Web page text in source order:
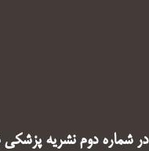
در شماره دوم نشریه پزشکی شخصی